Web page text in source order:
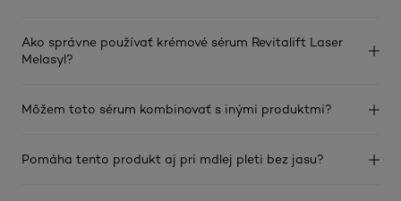
Ako správne používať krémové sérum Revitalift Laser
Melasyl?
Môžem toto sérum kombinovať s inými produktmi?
Pomáha tento produkt aj pri mdlej pleti bez jasu?